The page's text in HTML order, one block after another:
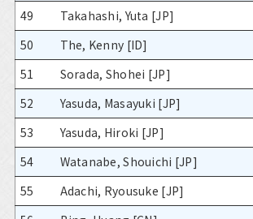
49
Takahashi, Yuta [JP]
50
The, Kenny [ID]
51
Sorada, Shohei [JP]
52
Yasuda, Masayuki [JP]
53
Yasuda, Hiroki [JP]
54
Watanabe, Shouichi [JP]
55
Adachi, Ryousuke [JP]